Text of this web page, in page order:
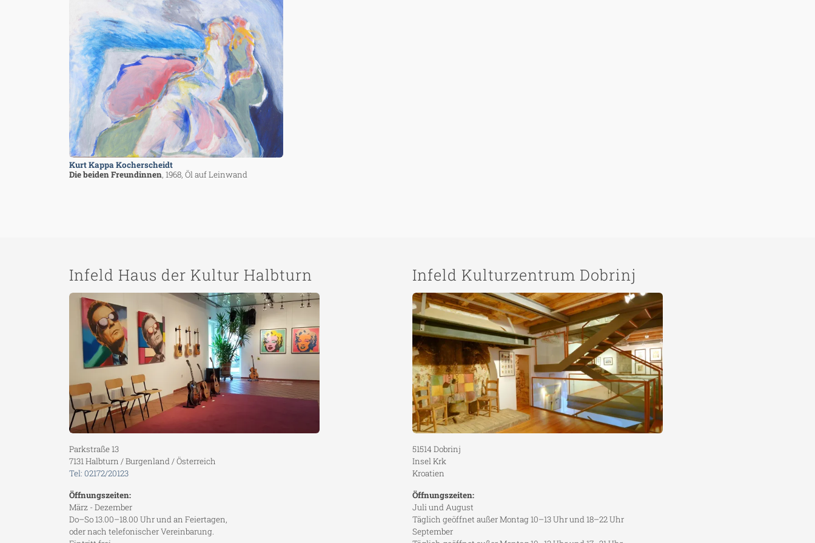
Kurt Kappa Kocherscheidt
Die beiden Freundinnen, 1968, Öl auf Leinwand
Infeld Haus der Kultur Halbturn
Parkstraße 13
7131 Halbturn / Burgenland / Österreich
Tel: 02172/20123
Öffnungszeiten:
März - Dezember
Do–So 13.00–18.00 Uhr und an Feiertagen,
oder nach telefonischer Vereinbarung.
Infeld Kulturzentrum Dobrinj
51514 Dobrinj
Insel Krk
Kroatien
Öffnungszeiten:
Juli und August
Täglich geöffnet außer Montag 10–13 Uhr und 18–22 Uhr
September